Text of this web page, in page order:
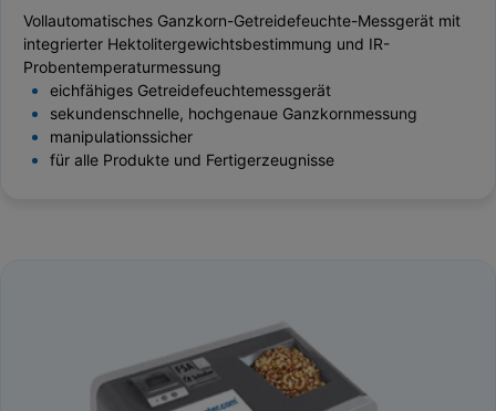
Vollautomatisches Ganzkorn-Getreidefeuchte-Messgerät mit
integrierter Hektolitergewichtsbestimmung und IR-
Probentemperaturmessung
eichfähiges Getreidefeuchtemessgerät
sekundenschnelle, hochgenaue Ganzkornmessung
manipulationssicher
für alle Produkte und Fertigerzeugnisse